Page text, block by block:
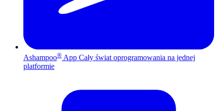
Ashampoo® App Cały świat oprogramowania na jednej
platformie